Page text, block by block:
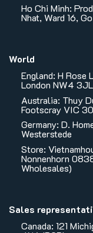
Ho Chi Minh:
Nhat, Ward 16,
World
England: H Rose
London NW4
Australia: Thuy
Footscray VIC
Germany: D.
Westerstede
Store:
Nonnenhorn
Wholesales)
Sales
Canada: 121